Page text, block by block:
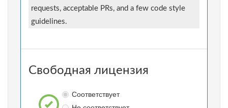
requests, acceptable PRs, and a few code style
guidelines.
Свободная лицензия
Соответствует